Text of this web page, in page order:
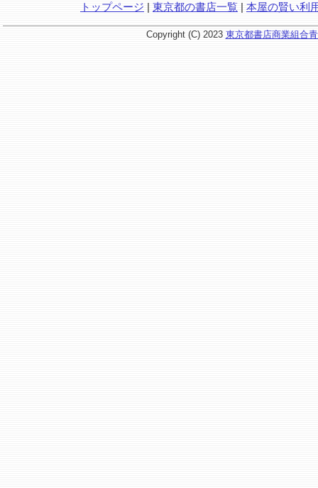
トップページ | 東京都の書店一覧 | 本屋の賢い利
Copyright (C) 2023 東京都書店商業組合